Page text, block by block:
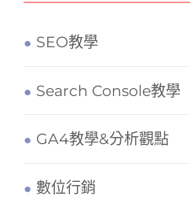
SEO教學
Search Console教學
GA4教學&分析觀點
數位行銷